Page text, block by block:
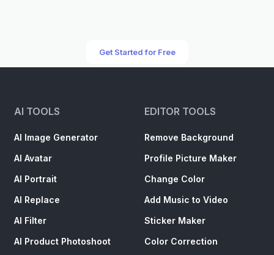
Get Started for Free
AI TOOLS
AI Image Generator
AI Avatar
AI Portrait
AI Replace
AI Filter
AI Product Photoshoot
EDITOR TOOLS
Remove Background
Profile Picture Maker
Change Color
Add Music to Video
Sticker Maker
Color Correction